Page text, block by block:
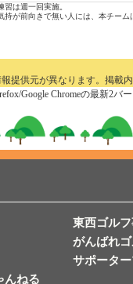
は週一回実施。
が前向きで無い人には、本チーム
提供元が異なります。掲載
Google Chromeの最新2
んねる
東西ゴル
がんばれ
サポータ